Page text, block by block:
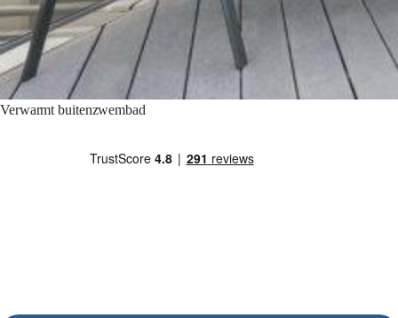
Verwarmt buitenzwembad